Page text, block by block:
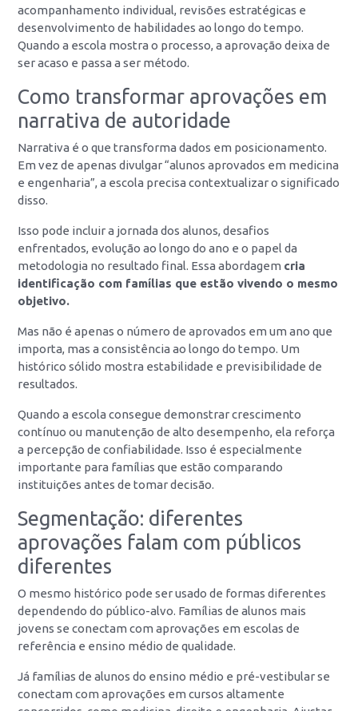
acompanhamento individual, revisões estratégicas e
desenvolvimento de habilidades ao longo do tempo.
Quando a escola mostra o processo, a aprovação deixa de
ser acaso e passa a ser método.
Como transformar aprovações em
narrativa de autoridade
Narrativa é o que transforma dados em posicionamento.
Em vez de apenas divulgar “alunos aprovados em medicina
e engenharia”, a escola precisa contextualizar o significado
disso.
Isso pode incluir a jornada dos alunos, desafios
enfrentados, evolução ao longo do ano e o papel da
metodologia no resultado final. Essa abordagem cria
identificação com famílias que estão vivendo o mesmo
objetivo.
Mas não é apenas o número de aprovados em um ano que
importa, mas a consistência ao longo do tempo. Um
histórico sólido mostra estabilidade e previsibilidade de
resultados.
Quando a escola consegue demonstrar crescimento
contínuo ou manutenção de alto desempenho, ela reforça
a percepção de confiabilidade. Isso é especialmente
importante para famílias que estão comparando
instituições antes de tomar decisão.
Segmentação: diferentes
aprovações falam com públicos
diferentes
O mesmo histórico pode ser usado de formas diferentes
dependendo do público-alvo. Famílias de alunos mais
jovens se conectam com aprovações em escolas de
referência e ensino médio de qualidade.
Já famílias de alunos do ensino médio e pré-vestibular se
conectam com aprovações em cursos altamente